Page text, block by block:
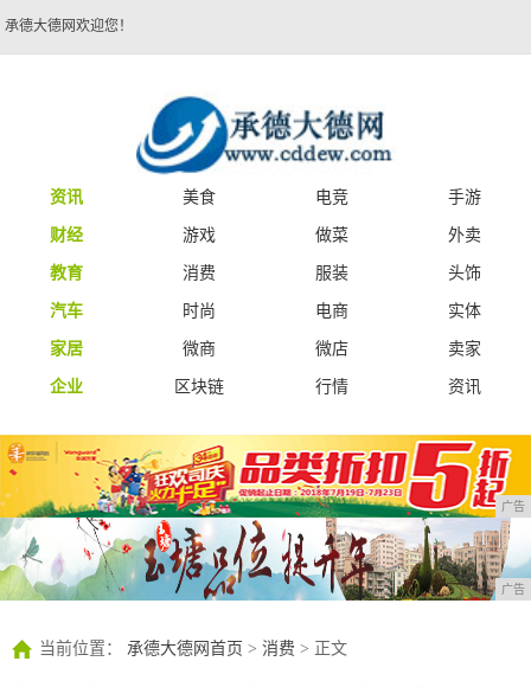
承德大德网欢迎您！
资讯 美食 电竞
手游
财经
游戏 做菜
外卖
教育
消费 服装
头饰
汽车
时尚 电商
实体
家居
微商 微店
卖家
企业
区块链 行情 资讯
广告
广告
当前位置： 承德大德网首页 > 消费 > 正文